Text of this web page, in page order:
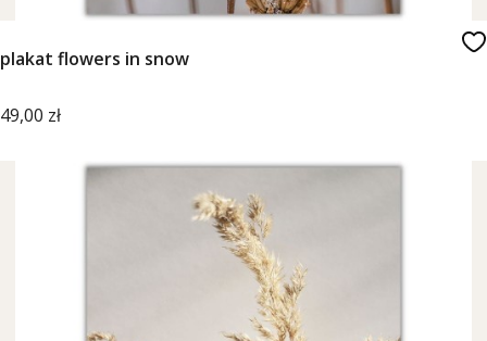
plakat flowers in snow
Cena
49,00 zł